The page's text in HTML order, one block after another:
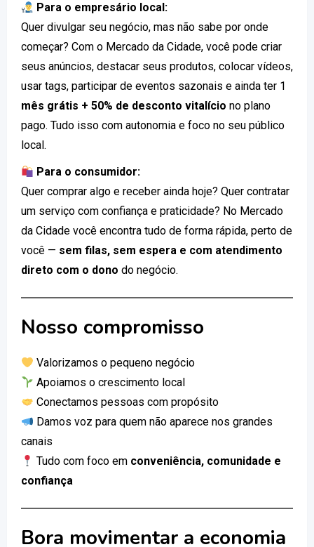
Para o empresário local:
Quer divulgar seu negócio, mas não sabe por onde
começar? Com o Mercado da Cidade, você pode criar
seus anúncios, destacar seus produtos, colocar vídeos,
usar tags, participar de eventos sazonais e ainda ter 1
mês grátis + 50% de desconto vitalício no plano
pago. Tudo isso com autonomia e foco no seu público
local.
Para o consumidor:
Quer comprar algo e receber ainda hoje? Quer contratar
um serviço com confiança e praticidade? No Mercado
da Cidade você encontra tudo de forma rápida, perto de
você — sem filas, sem espera e com atendimento
direto com o dono do negócio.
Nosso compromisso
Valorizamos o pequeno negócio
Apoiamos o crescimento local
Conectamos pessoas com propósito
Damos voz para quem não aparece nos grandes
canais
Tudo com foco em conveniência, comunidade e
confiança
Bora movimentar a economia